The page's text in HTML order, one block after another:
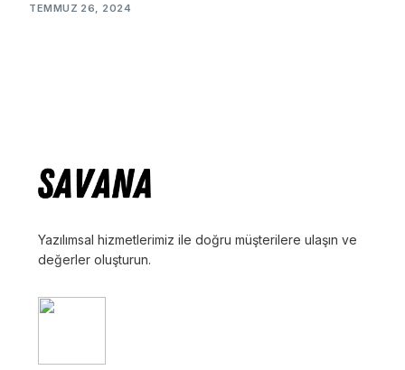
TEMMUZ 26, 2024
Yazılımsal hizmetlerimiz ile doğru müşterilere ulaşın ve
değerler oluşturun.